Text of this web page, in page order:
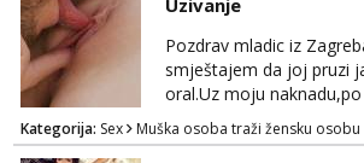
Uzivanje
Pozdrav mladic iz
smještajem da joj pruzi
oral.Uz moju
.Diskrecija osigurana.
Kategorija: Sex Muška osoba traži žensku osobu